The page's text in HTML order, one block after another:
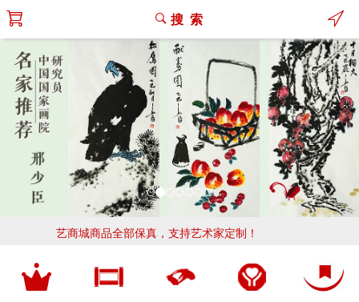
搜 索
艺商城商品全部保真，支持艺术家定制！